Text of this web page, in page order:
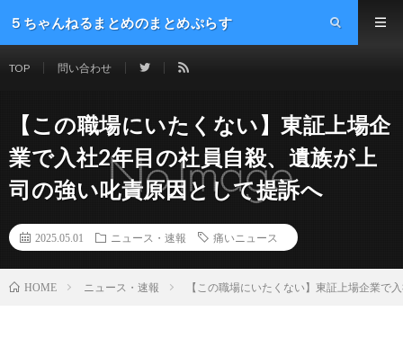
５ちゃんねるまとめのまとめぷらす
TOP 問い合わせ
【この職場にいたくない】東証上場企
業で入社2年目の社員自殺、遺族が上
司の強い叱責原因として提訴へ
2025.05.01 ニュース・速報 痛いニュース
HOME ニュース・速報 【この職場にいたくない】東証上場企業で